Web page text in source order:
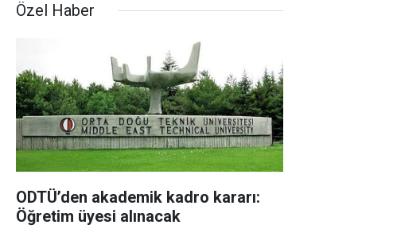
Özel Haber
ODTÜ’den akademik kadro kararı:
Öğretim üyesi alınacak